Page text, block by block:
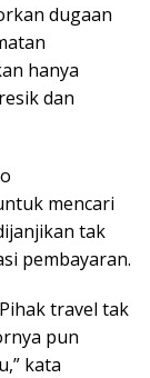
dugaan
hanya
dan
mencari
tak
pembayaran.
travel tak
pun
kata